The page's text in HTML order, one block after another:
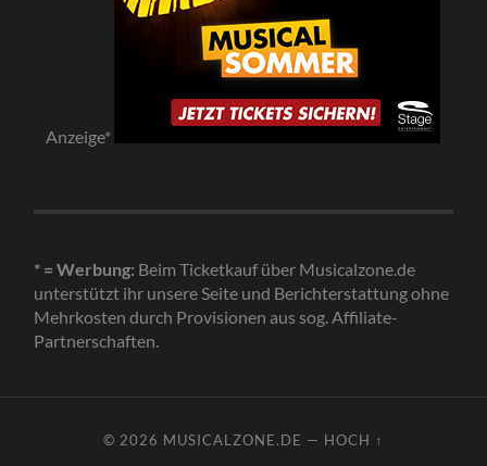
Anzeige*
* = Werbung: Beim Ticketkauf über Musicalzone.de
unterstützt ihr unsere Seite und Berichterstattung ohne
Mehrkosten durch Provisionen aus sog. Affiliate-
Partnerschaften.
© 2026 MUSICALZONE.DE — HOCH ↑